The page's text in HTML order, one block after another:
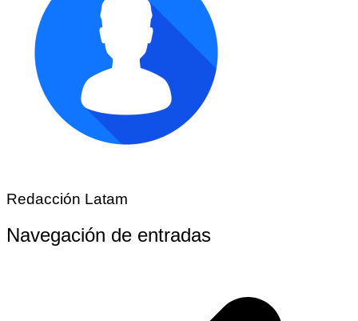
Redacción Latam
Navegación de entradas